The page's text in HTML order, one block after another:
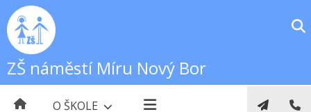
ZŠ náměstí Míru Nový Bor
O ŠKOLE